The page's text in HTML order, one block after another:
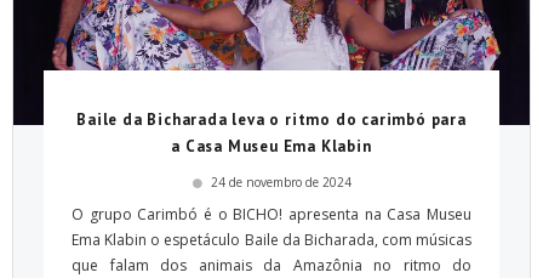
Baile da Bicharada leva o ritmo do carimbó para
a Casa Museu Ema Klabin
24 de novembro de 2024
O grupo Carimbó é o BICHO! apresenta na Casa Museu
Ema Klabin o espetáculo Baile da Bicharada, com músicas
que falam dos animais da Amazônia no ritmo do